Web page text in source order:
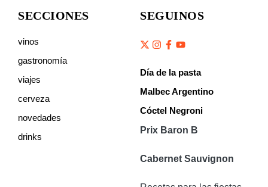
SECCIONES
vinos
gastronomía
viajes
cerveza
novedades
drinks
SEGUINOS
Día de la pasta
Malbec Argentino
Cóctel Negroni
Prix Baron B
Cabernet Sauvignon